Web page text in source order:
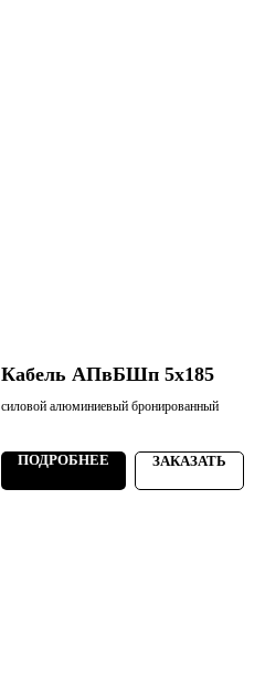
Кабель АПвБШп 5х185
силовой алюминиевый бронированный
ПОДРОБНЕЕ ЗАКАЗАТЬ